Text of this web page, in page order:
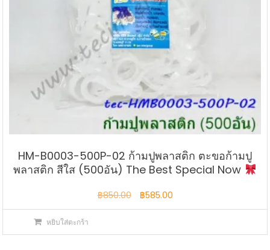
HM-B0003-500P-02 ก้ามปูพลาสติก ตะขอก้ามปู
พลาสติก สีใส (500อัน) The Best Special Now
฿850.00
Original
price
฿585.00Current
price
หยิบใส่ตะกร้า